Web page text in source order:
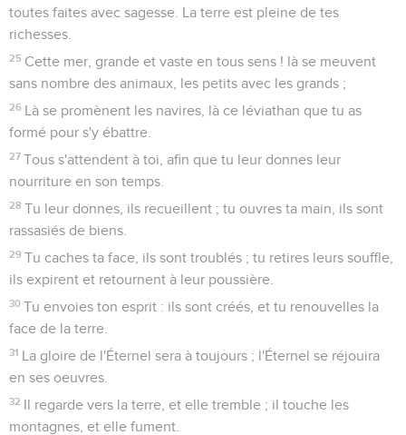
toutes faites avec sagesse. La terre est pleine de tes
richesses.
25 Cette mer, grande et vaste en tous sens ! là se meuvent
sans nombre des animaux, les petits avec les grands ;
26 Là se promènent les navires, là ce léviathan que tu as
formé pour s'y ébattre.
27 Tous s'attendent à toi, afin que tu leur donnes leur
nourriture en son temps.
28 Tu leur donnes, ils recueillent ; tu ouvres ta main, ils sont
rassasiés de biens.
29 Tu caches ta face, ils sont troublés ; tu retires leurs souffle,
ils expirent et retournent à leur poussière.
30 Tu envoies ton esprit : ils sont créés, et tu renouvelles la
face de la terre.
31 La gloire de l'Éternel sera à toujours ; l'Éternel se réjouira
en ses oeuvres.
32 Il regarde vers la terre, et elle tremble ; il touche les
montagnes, et elle fument.